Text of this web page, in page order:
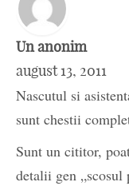
Un anonim
august 13, 2011
Nascutul si
sunt chestii
Sunt un cititor,
detalii gen „scosul